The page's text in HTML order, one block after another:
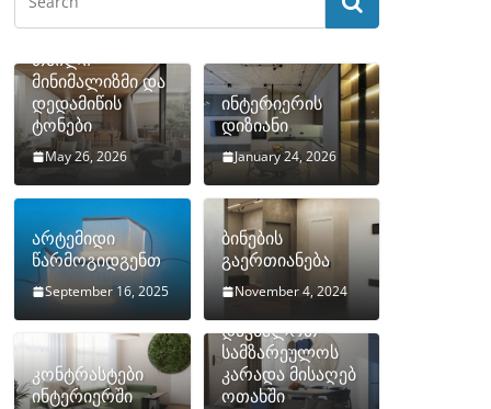
თბილი
მინიმალიზმი და
დედამიწის
ტონები
May 26, 2026
ინტერიერის
დიზიანი
January 24, 2026
არტემიდი
წარმოგიდგენთ
September 16, 2025
ბინების
გაერთიანება
November 4, 2024
კონტრასტები
ინტერიერში
როგორ
დავმალოთ
სამზარეულოს
კარადა მისაღებ
ოთახში